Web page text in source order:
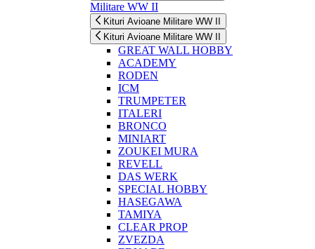
Militare WW II
Kituri Avioane Militare WW II
Kituri Avioane Militare WW II
GREAT WALL HOBBY
ACADEMY
RODEN
ICM
TRUMPETER
ITALERI
BRONCO
MINIART
ZOUKEI MURA
REVELL
DAS WERK
SPECIAL HOBBY
HASEGAWA
TAMIYA
CLEAR PROP
ZVEZDA